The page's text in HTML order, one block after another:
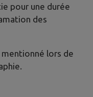
pour une durée
des
mentionné lors de